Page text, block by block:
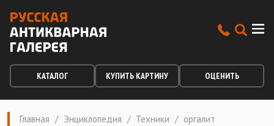
КАТАЛОГ КУПИТЬ КАРТИНУ ОЦЕНИТЬ
Главная / Энциклопедия / Техники / оргалит